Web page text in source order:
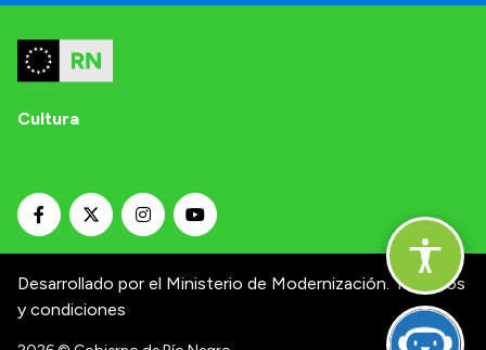
Cultura
Desarrollado por el Ministerio de Modernización. Términos
y condiciones